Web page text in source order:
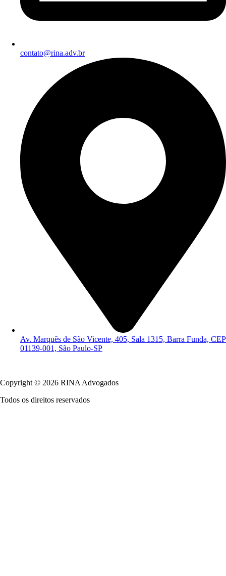
contato@rina.adv.br
Av. Marquês de São Vicente, 405, Sala 1315, Barra Funda, CEP
01139-001, São Paulo-SP
Copyright © 2026 RINA Advogados
Todos os direitos reservados